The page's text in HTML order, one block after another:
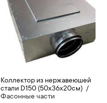
Коллектор из нержавеюшей
стали D150 (50х36х20см)
Фасонные части